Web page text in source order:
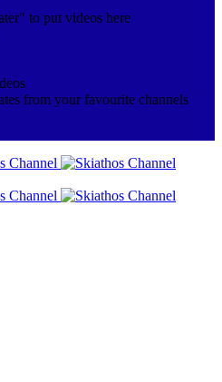
to put videos here
from your favourite channels